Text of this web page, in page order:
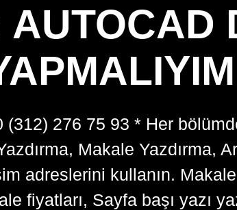
AUTOCAD
276 75 93 * Her
Makale Yazdırma,
adreslerini kullanın.
fiyatları, Sayfa başı yazı